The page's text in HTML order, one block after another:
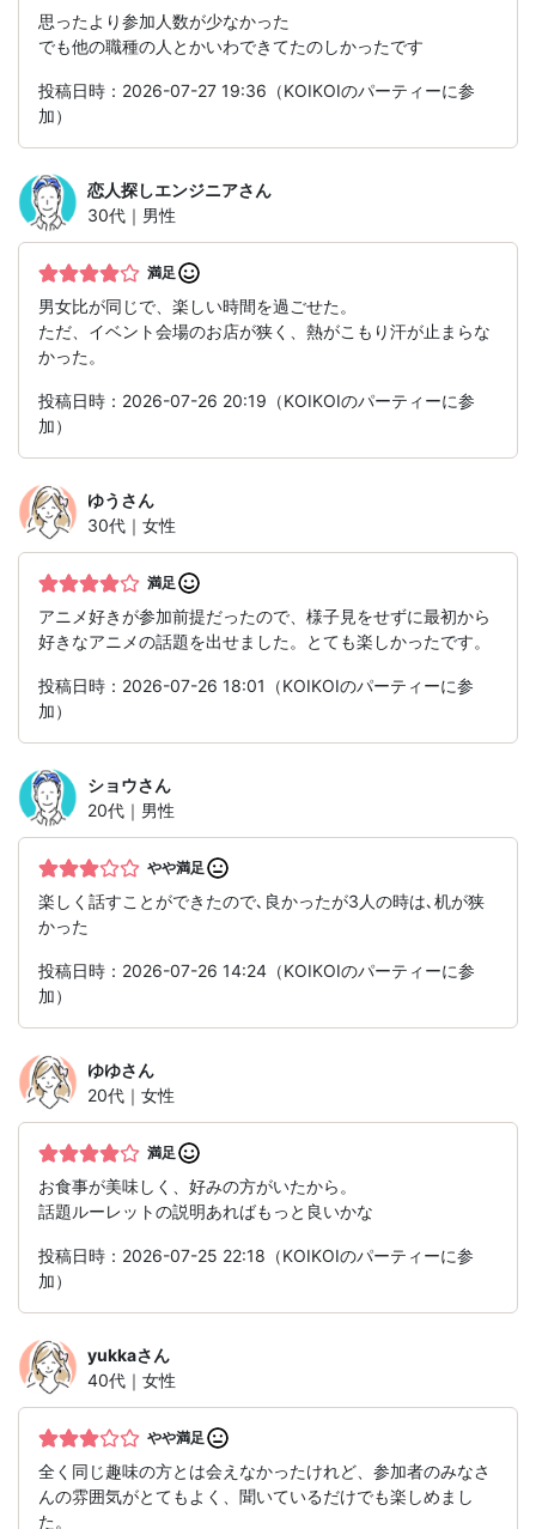
思ったより参加人数が少なかった
でも他の職種の人とかいわできてたのしかったです
投稿日時：2026-07-27 19:36（KOIKOIのパーティーに参
加）
恋人探しエンジニアさん
30代｜男性
満足
男女比が同じで、楽しい時間を過ごせた。
ただ、イベント会場のお店が狭く、熱がこもり汗が止まらな
かった。
投稿日時：2026-07-26 20:19（KOIKOIのパーティーに参
加）
ゆう さん
30代｜女性
満足
アニメ好きが参加前提だったので、様子見をせずに最初から
好きなアニメの話題を出せました。とても楽しかったです。
投稿日時：2026-07-26 18:01（KOIKOIのパーティーに参
加）
ショウさん
20代｜男性
やや満足
楽しく話すことができたので､良かったが3人の時は､机が狭
かった
投稿日時：2026-07-26 14:24（KOIKOIのパーティーに参
加）
ゆゆさん
20代｜女性
満足
お食事が美味しく、好みの方がいたから。
話題ルーレットの説明あればもっと良いかな
投稿日時：2026-07-25 22:18（KOIKOIのパーティーに参
加）
yukkaさん
40代｜女性
やや満足
全く同じ趣味の方とは会えなかったけれど、参加者のみなさ
んの雰囲気がとてもよく、聞いているだけでも楽しめまし
た。